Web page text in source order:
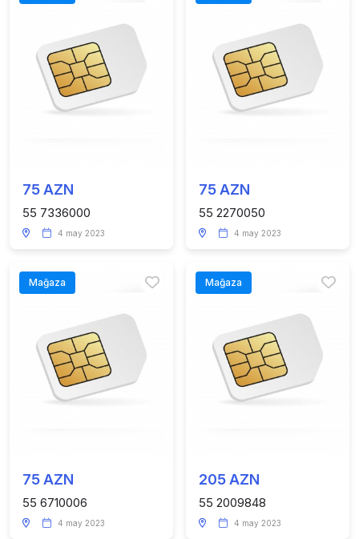
75 AZN
55 7336000
4 may 2023
75 AZN
55 2270050
4 may 2023
Mağaza
75 AZN
55 6710006
4 may 2023
Mağaza
205 AZN
55 2009848
4 may 2023